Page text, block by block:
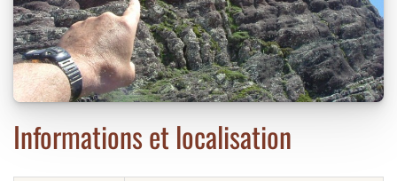
Informations et localisation